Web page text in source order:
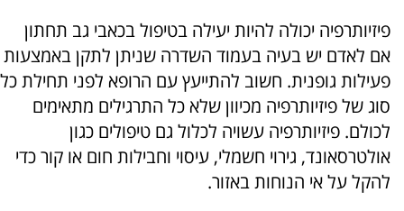
פיזיותרפיה יכולה להיות יעילה בטיפול בכאבי גב תחתון
אם לאדם יש בעיה בעמוד השדרה שניתן לתקן באמצעות
פעילות גופנית. חשוב להתייעץ עם הרופא לפני תחילת כל
סוג של פיזיותרפיה מכיוון שלא כל התרגילים מתאימים
לכולם. פיזיותרפיה עשויה לכלול גם טיפולים כגון
אולטרסאונד, גירוי חשמלי, עיסוי וחבילות חום או קור כדי
להקל על אי הנוחות באזור.